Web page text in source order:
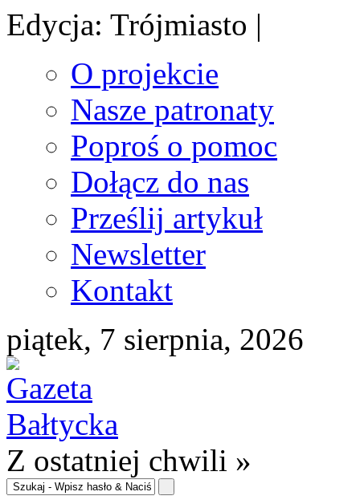
Edycja: Trójmiasto |
O projekcie
Nasze patronaty
Poproś o pomoc
Dołącz do nas
Prześlij artykuł
Newsletter
Kontakt
piątek, 7 sierpnia, 2026
Z ostatniej chwili »